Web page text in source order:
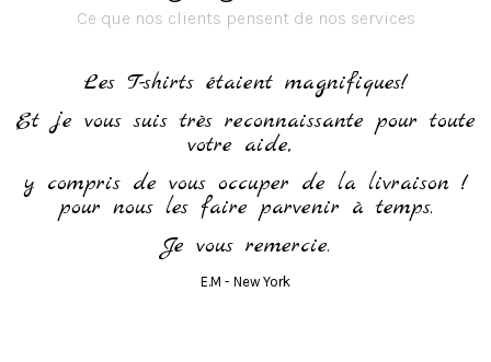
Ce que nos clients pensent de nos services
Les T-shirts étaient magnifiques!
Et je vous suis très reconnaissante pour toute
votre aide,
y compris de vous occuper de la livraison !
pour nous les faire parvenir à temps.
Je vous remercie.
E.M - New York